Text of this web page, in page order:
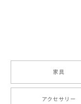
家具
アクセサリー